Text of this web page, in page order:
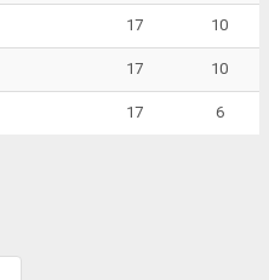
17 10
17 10
17 6